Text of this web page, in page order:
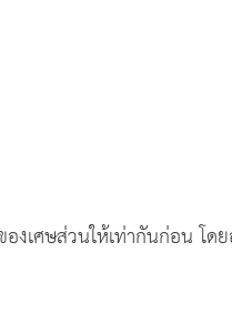
เศษส่วนให้เท่ากันก่อน โด